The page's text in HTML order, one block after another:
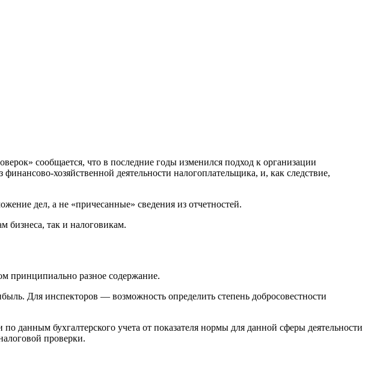
сообщается, что в последние годы изменился подход к организации
хозяйственной деятельности налогоплательщика, и, как следствие,
дел, а не «причесанные» сведения из отчетностей.
бизнеса, так и налоговикам.
принципиально разное содержание.
Для инспекторов — возможность определить степень добросовестности
данным бухгалтерского учета от показателя нормы для данной сферы деятельности
проверки.